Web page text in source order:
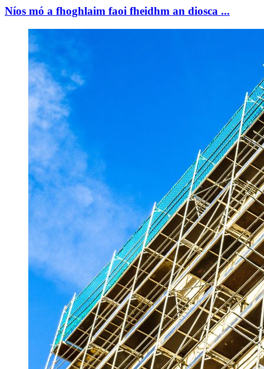
Níos mó a fhoghlaim faoi fheidhm an diosca ...